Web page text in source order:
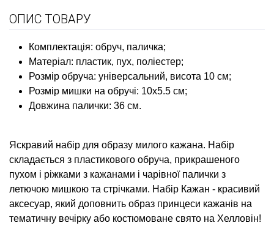
ОПИС ТОВАРУ
Комплектація: обруч, паличка;
Матеріал: пластик, пух, поліестер;
Розмір обруча: універсальний, висота 10 см;
Розмір мишки на обручі: 10х5.5 см;
Довжина палички: 36 см.
Яскравий набір для образу милого кажана. Набір
складається з пластикового обруча, прикрашеного
пухом і ріжками з кажанами і чарівної палички з
летючою мишкою та стрічками. Набір Кажан - красивий
аксесуар, який доповнить образ принцеси кажанів на
тематичну вечірку або костюмоване свято на Хелловін!